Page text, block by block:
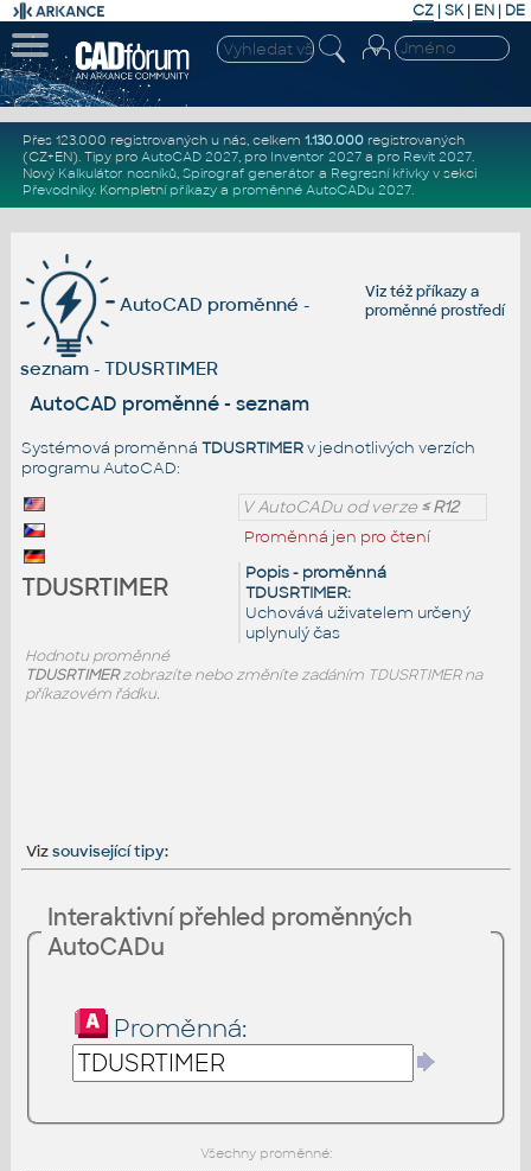
CZ | SK| EN | DE
Přes 123.000 registrovaných u nás, celkem 1.130.000registrovaných
(CZ+EN). Tipy pro AutoCAD 2027, pro Inventor 2027a pro Revit 2027.
Nový Kalkulátor nosníků, Spirograf generátor a Regresní křivkyv sekci
Převodníky. Kompletní příkazya proměnné AutoCADu 2027.
Viz téžpříkazya
proměnné prostředí
AutoCAD proměnné -
seznam - TDUSRTIMER
AutoCAD proměnné - seznam
Systémová proměnná TDUSRTIMERv jednotlivých verzích
programu AutoCAD:
V AutoCADu od verze≤ R12
Proměnná jen pro čtení
Popis - proměnná
TDUSRTIMER:
Uchovává uživatelem určený
uplynulý čas
TDUSRTIMER
Hodnotu proměnné
TDUSRTIMERzobrazíte nebo změníte zadáním TDUSRTIMER na
příkazovém řádku.
Vizsouvisející tipy:
Interaktivní přehled proměnných
AutoCADu
Proměnná:
Všechny proměnné: